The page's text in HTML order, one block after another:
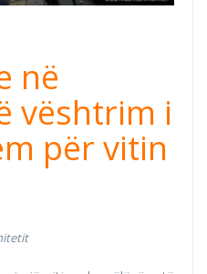
në
vështrim i
për vitin